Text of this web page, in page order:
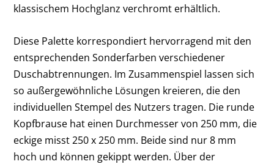
klassischem Hochglanz verchromt erhältlich.
Diese Palette korrespondiert hervorragend mit den
entsprechenden Sonderfarben verschiedener
Duschabtrennungen. Im Zusammenspiel lassen sich
so außergewöhnliche Lösungen kreieren, die den
individuellen Stempel des Nutzers tragen. Die runde
Kopfbrause hat einen Durchmesser von 250 mm, die
eckige misst 250 x 250 mm. Beide sind nur 8 mm
hoch und können gekippt werden. Über der